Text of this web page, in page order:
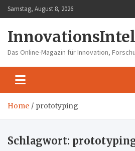
Skip
to
Samstag, August 8, 2026
Das Online-Magazin für Innovation,
Home prototyping
Schlagwort: